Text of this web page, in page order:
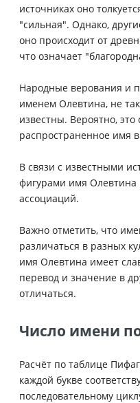
источниках оно
"сильная". Однако,
оно происходит от
что означает
Народные верования и
именем Олевтина, не
известны. Вероятно, это
распространенное имя
В связи с известными
фигурами имя Олевтина
ассоциаций.
Важно отметить, что
различаться в разных
имя Олевтина имеет
перевод и значение в
отличаться.
Число имени
Расчёт по таблице
каждой букве
последовательному